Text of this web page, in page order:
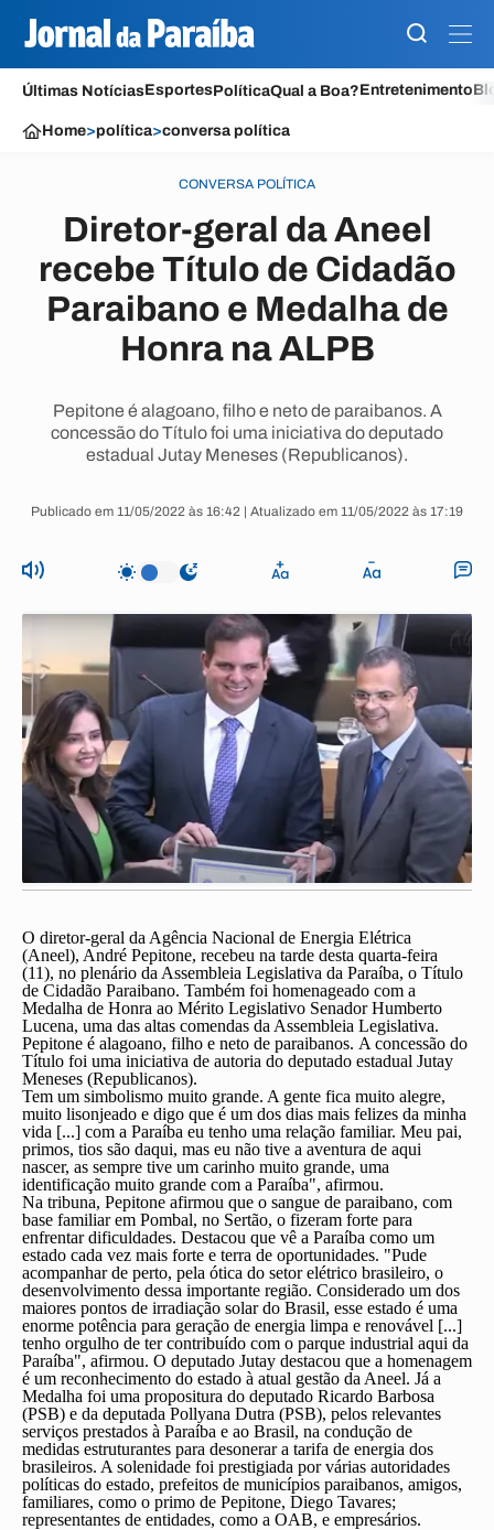
Últimas NotíciasEsportesPolíticaQual a Boa?Entretenimento
Home>política>conversa política
CONVERSA POLÍTICA
Diretor-geral da Aneel
recebe Título de Cidadão
Paraibano e Medalha de
Honra na ALPB
Pepitone é alagoano, filho e neto de paraibanos. A
concessão do Título foi uma iniciativa do deputado
estadual Jutay Meneses (Republicanos).
Publicado em 11/05/2022 às 16:42 | Atualizado em 11/05/2022 às 17:19
O diretor-geral da Agência Nacional de Energia Elétrica
(Aneel), André Pepitone, recebeu na tarde desta quarta-feira
(11), no plenário da Assembleia Legislativa da Paraíba, o Título
de Cidadão Paraibano. Também foi homenageado com a
Medalha de Honra ao Mérito Legislativo Senador Humberto
Lucena, uma das altas comendas da Assembleia Legislativa.
Pepitone é alagoano, filho e neto de paraibanos. A concessão do
Título foi uma iniciativa de autoria do deputado estadual Jutay
Meneses (Republicanos).
Tem um simbolismo muito grande. A gente fica muito alegre,
muito lisonjeado e digo que é um dos dias mais felizes da minha
vida [...] com a Paraíba eu tenho uma relação familiar. Meu pai,
primos, tios são daqui, mas eu não tive a aventura de aqui
nascer, as sempre tive um carinho muito grande, uma
identificação muito grande com a Paraíba", afirmou.
Na tribuna, Pepitone afirmou que o sangue de paraibano, com
base familiar em Pombal, no Sertão, o fizeram forte para
enfrentar dificuldades. Destacou que vê a Paraíba como um
estado cada vez mais forte e terra de oportunidades. "Pude
acompanhar de perto, pela ótica do setor elétrico brasileiro, o
desenvolvimento dessa importante região. Considerado um dos
maiores pontos de irradiação solar do Brasil, esse estado é uma
enorme potência para geração de energia limpa e renovável [...]
tenho orgulho de ter contribuído com o parque industrial aqui da
Paraíba", afirmou. O deputado Jutay destacou que a homenagem
é um reconhecimento do estado à atual gestão da Aneel. Já a
Medalha foi uma propositura do deputado Ricardo Barbosa
(PSB) e da deputada Pollyana Dutra (PSB), pelos relevantes
serviços prestados à Paraíba e ao Brasil, na condução de
medidas estruturantes para desonerar a tarifa de energia dos
brasileiros. A solenidade foi prestigiada por várias autoridades
políticas do estado, prefeitos de municípios paraibanos, amigos,
familiares, como o primo de Pepitone, Diego Tavares;
representantes de entidades, como a OAB, e empresários.